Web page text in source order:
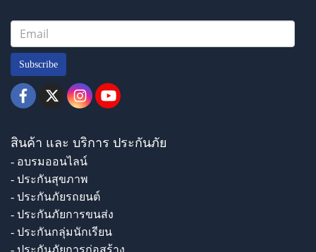
Subscribe
สินค้า และ บริการ ประกันภัย
- อบรมออนไลน์
- ประกันสุขภาพ
- ประกันภัยรถยนต์
- ประกันภัยการขนส่ง
- ประกันกลุ่มนักเรียน